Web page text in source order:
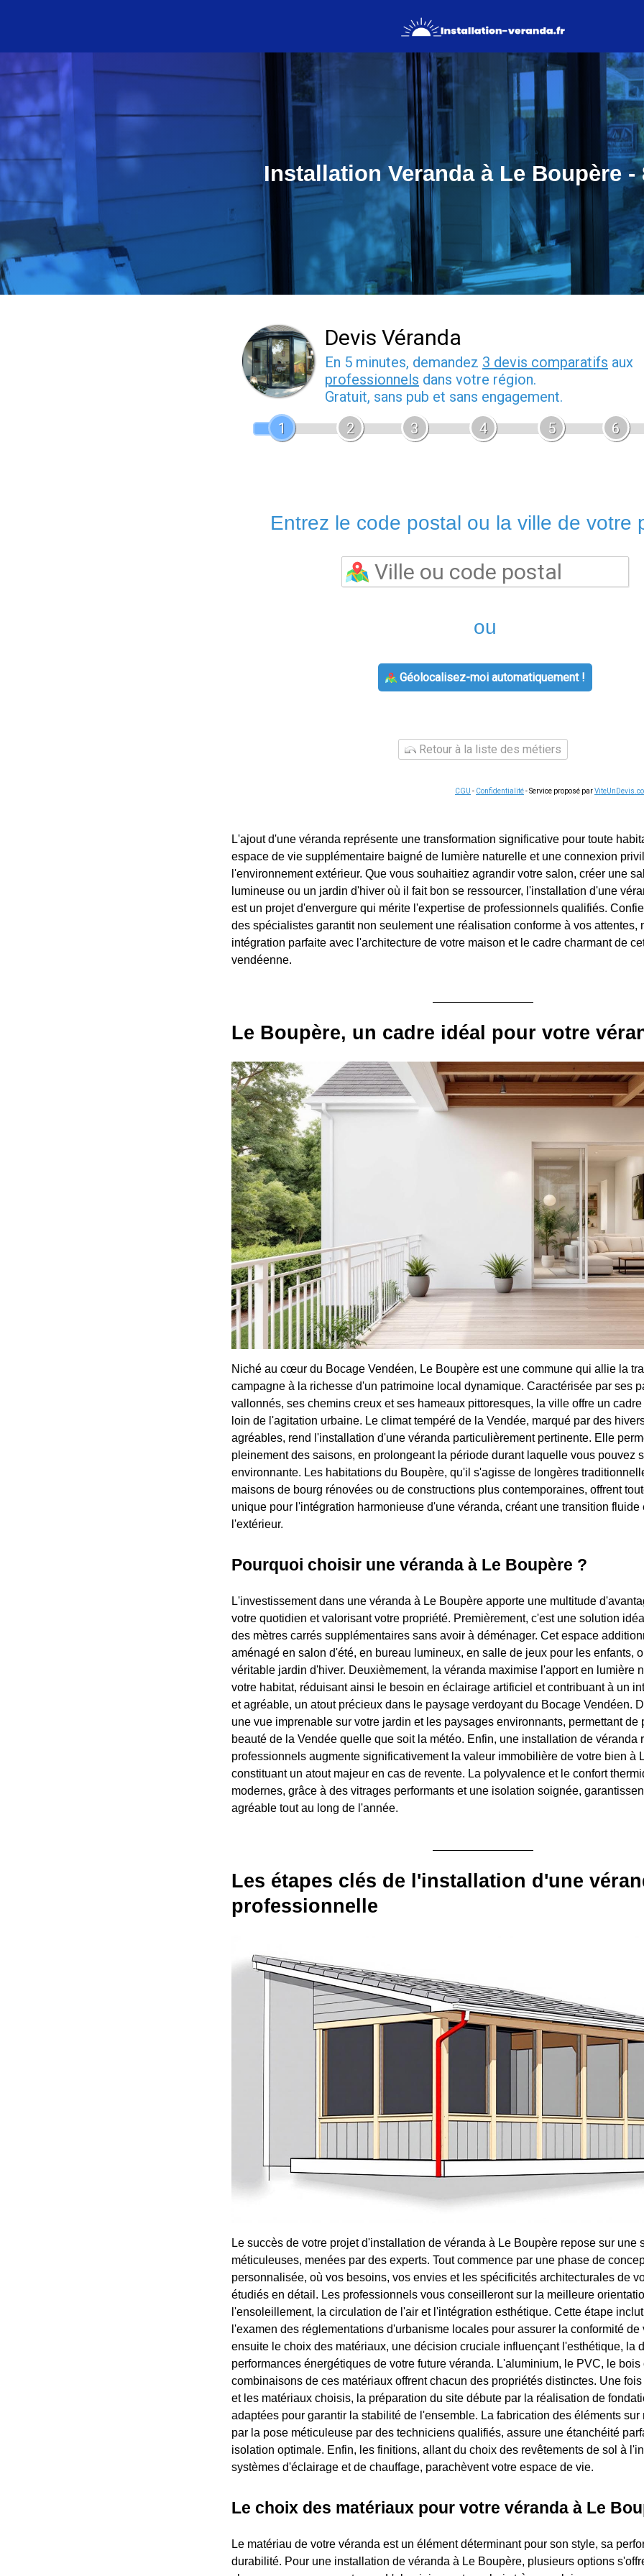
Installation Veranda à Le Boupère -
Devis Véranda
En 5 minutes, demandez 3 devis comparatifs aux
professionnels dans votre région.
Gratuit, sans pub et sans engagement.
1
2 3 4 5 6
Entrez le code postal ou la ville de votre
ou
Géolocalisez-moi automatiquement !
Retour à la liste des métiers
CGU - Confidentialité- Service proposé par
L'ajout d'une véranda représente une transformation significative pour toute
espace de vie supplémentaire baigné de lumière naturelle et une connexion
l'environnement extérieur. Que vous souhaitiez agrandir votre salon, créer une
lumineuse ou un jardin d'hiver où il fait bon se ressourcer, l'installation d'une
est un projet d'envergure qui mérite l'expertise de professionnels qualifiés.
des spécialistes garantit non seulement une réalisation conforme à vos attentes,
intégration parfaite avec l'architecture de votre maison et le cadre charmant de
vendéenne.
Le Boupère, un cadre idéal pour votre
Niché au cœur du Bocage Vendéen, Le Boupère est une commune qui allie la
campagne à la richesse d'un patrimoine local dynamique. Caractérisée par ses
vallonnés, ses chemins creux et ses hameaux pittoresques, la ville offre un
loin de l'agitation urbaine. Le climat tempéré de la Vendée, marqué par des
agréables, rend l'installation d'une véranda particulièrement pertinente. Elle
pleinement des saisons, en prolongeant la période durant laquelle vous pouvez
environnante. Les habitations du Boupère, qu'il s'agisse de longères
maisons de bourg rénovées ou de constructions plus contemporaines, offrent
unique pour l'intégration harmonieuse d'une véranda, créant une transition fluide
l'extérieur.
Pourquoi choisir une véranda à Le Boupère ?
L'investissement dans une véranda à Le Boupère apporte une multitude
votre quotidien et valorisant votre propriété. Premièrement, c'est une solution
des mètres carrés supplémentaires sans avoir à déménager. Cet espace
aménagé en salon d'été, en bureau lumineux, en salle de jeux pour les enfants,
véritable jardin d'hiver. Deuxièmement, la véranda maximise l'apport en lumière
votre habitat, réduisant ainsi le besoin en éclairage artificiel et contribuant à un
et agréable, un atout précieux dans le paysage verdoyant du Bocage Vendéen.
une vue imprenable sur votre jardin et les paysages environnants, permettant de
beauté de la Vendée quelle que soit la météo. Enfin, une installation de véranda
professionnels augmente significativement la valeur immobilière de votre bien à
constituant un atout majeur en cas de revente. La polyvalence et le confort
modernes, grâce à des vitrages performants et une isolation soignée,
agréable tout au long de l'année.
Les étapes clés de l'installation d'une
professionnelle
Le succès de votre projet d'installation de véranda à Le Boupère repose sur une
méticuleuses, menées par des experts. Tout commence par une phase de
personnalisée, où vos besoins, vos envies et les spécificités architecturales de
étudiés en détail. Les professionnels vous conseilleront sur la meilleure
l'ensoleillement, la circulation de l'air et l'intégration esthétique. Cette étape
l'examen des réglementations d'urbanisme locales pour assurer la conformité de
ensuite le choix des matériaux, une décision cruciale influençant l'esthétique, la
performances énergétiques de votre future véranda. L'aluminium, le PVC, le bois
combinaisons de ces matériaux offrent chacun des propriétés distinctes. Une
et les matériaux choisis, la préparation du site débute par la réalisation de
adaptées pour garantir la stabilité de l'ensemble. La fabrication des éléments sur
par la pose méticuleuse par des techniciens qualifiés, assure une étanchéité
isolation optimale. Enfin, les finitions, allant du choix des revêtements de sol à
systèmes d'éclairage et de chauffage, parachèvent votre espace de vie.
Le choix des matériaux pour votre véranda à Le
Le matériau de votre véranda est un élément déterminant pour son style, sa
durabilité. Pour une installation de véranda à Le Boupère, plusieurs options